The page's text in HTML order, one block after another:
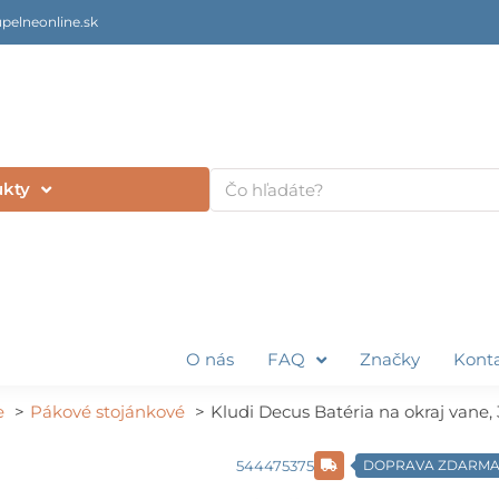
Vyhľadať
O nás FAQ Značky
Pákové stojánkové Kludi Decus Batéria na okraj
544475375 DOPRAVA ZDARMA